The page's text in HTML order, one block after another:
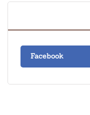
Facebook